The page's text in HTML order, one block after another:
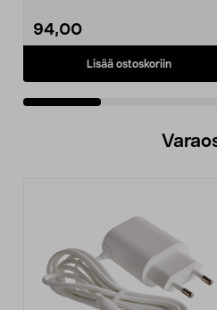
94,00
Lisää ostoskoriin